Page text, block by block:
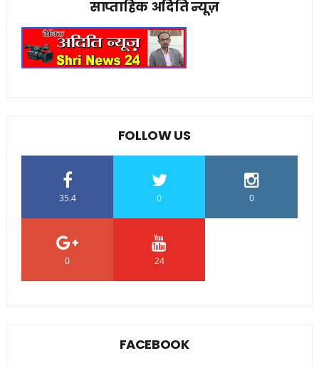
साप्ताहिक अदिति न्यूज़
FOLLOW US
35.4 0 0
0 24
FACEBOOK